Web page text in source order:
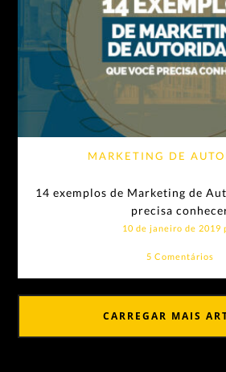
MARKETING DE
14 exemplos de Marketing de
precisa
10 de janeiro de 2019
5 Comentários
CARREGAR MAIS